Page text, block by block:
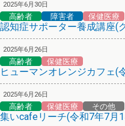
2025年6月30日
高齢者 障害者 保健医療
2025年6月26日
高齢者 保健医療
ヒューマンオレンジカフェ(
2025年6月26日
高齢者 保健医療 その他
集いcafeリーチ(令和7年7月